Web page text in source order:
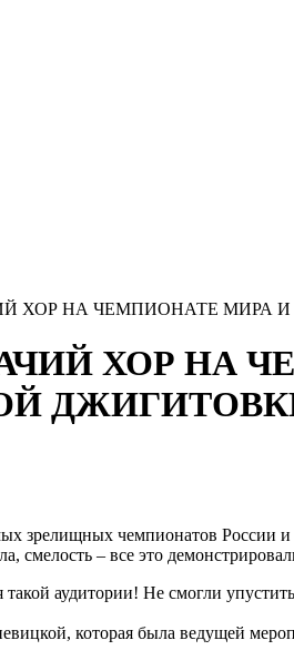
ХОР НА ЧЕМПИОНАТЕ МИРА
ХОР НА
зрелищных чемпионатов России
смелость – все это
аудитории! Не смогли
которая была ведущей